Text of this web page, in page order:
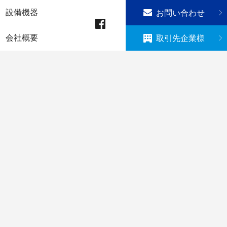
設備機器
会社概要
お問い合わせ
取引先企業様